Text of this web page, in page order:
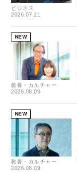
ビジネス
2026.07.21
NEW
教養・カルチャー
2026.08.09
NEW
教養・カルチャー
2026.08.09